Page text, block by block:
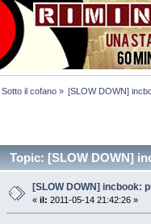
Sotto il cofano» [SLOW DOWN]
Topic: [SLOW DOWN]
[SLOW DOWN] incbook:
« il: 2011-05-14 21:42:26 »